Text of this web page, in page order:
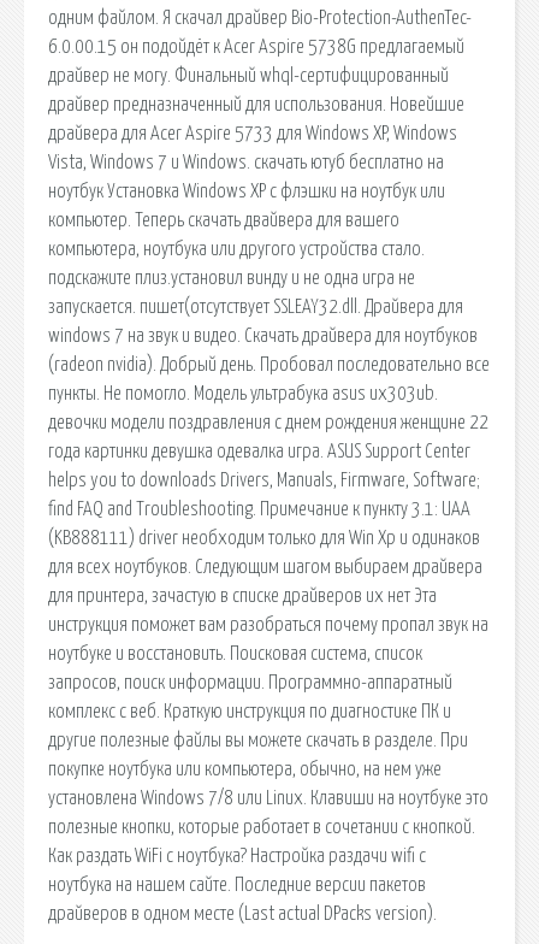
одним файлом. Я скачал драйвер Bio-Protection-AuthenTec-
6.0.00.15 он подойдёт к Acer Aspire 5738G предлагаемый
драйвер не могу. Финальный whql-сертифицированный
драйвер предназначенный для использования. Новейшие
драйвера для Acer Aspire 5733 для Windows XP, Windows
Vista, Windows 7 и Windows. скачать ютуб бесплатно на
ноутбук Установка Windows XP с флэшки на ноутбук или
компьютер. Теперь скачать двайвера для вашего
компьютера, ноутбука или другого устройства стало.
подскажите плиз.установил винду и не одна игра не
запускается. пишет(отсутствует SSLEAY32.dll. Драйвера для
windows 7 на звук и видео. Скачать драйвера для ноутбуков
(radeon nvidia). Добрый день. Пробовал последовательно все
пункты. Не помогло. Модель ультрабука asus ux303ub.
девочки модели поздравления с днем рождения женщине 22
года картинки девушка одевалка игра. ASUS Support Center
helps you to downloads Drivers, Manuals, Firmware, Software;
find FAQ and Troubleshooting. Примечание к пункту 3.1: UAA
(KB888111) driver необходим только для Win Xp и одинаков
для всех ноутбуков. Следующим шагом выбираем драйвера
для принтера, зачастую в списке драйверов их нет Эта
инструкция поможет вам разобраться почему пропал звук на
ноутбуке и восстановить. Поисковая сиcтема, список
запросов, поиск информации. Программно-аппаратный
комплекс с веб. Краткую инструкция по диагностике ПК и
другие полезные файлы вы можете скачать в разделе. При
покупке ноутбука или компьютера, обычно, на нем уже
установлена Windows 7/8 или Linux. Клавиши на ноутбуке это
полезные кнопки, которые работает в сочетании с кнопкой.
Как раздать WiFi с ноутбука? Настройка раздачи wifi с
ноутбука на нашем сайте. Последние версии пакетов
драйверов в одном месте (Last actual DPacks version).